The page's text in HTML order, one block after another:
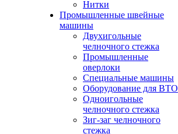
Нитки
Промышленные швейные
машины
Двухигольные
челночного стежка
Промышленные
оверлоки
Специальные машины
Оборудование для ВТО
Одноигольные
челночного стежка
Зиг-заг челночного
стежка